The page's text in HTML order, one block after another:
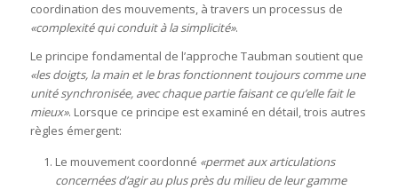
coordination des mouvements, à travers un processus de
«complexité qui conduit à la simplicité».
Le principe fondamental de l’approche Taubman soutient que
«les doigts, la main et le bras fonctionnent toujours comme une
unité synchronisée, avec chaque partie faisant ce qu’elle fait le
mieux». Lorsque ce principe est examiné en détail, trois autres
règles émergent:
Le mouvement coordonné «permet aux articulations
concernées d’agir au plus près du milieu de leur gamme